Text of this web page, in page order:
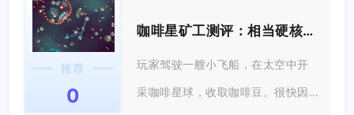
推荐
0
咖啡星矿工测评：相当硬核的休闲游戏
玩家驾驶一艘小飞船，在太空中开
采咖啡星球，收取咖啡豆。很快因